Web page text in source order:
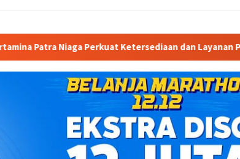
Ketersediaan dan Layanan Penyaluran BBM di